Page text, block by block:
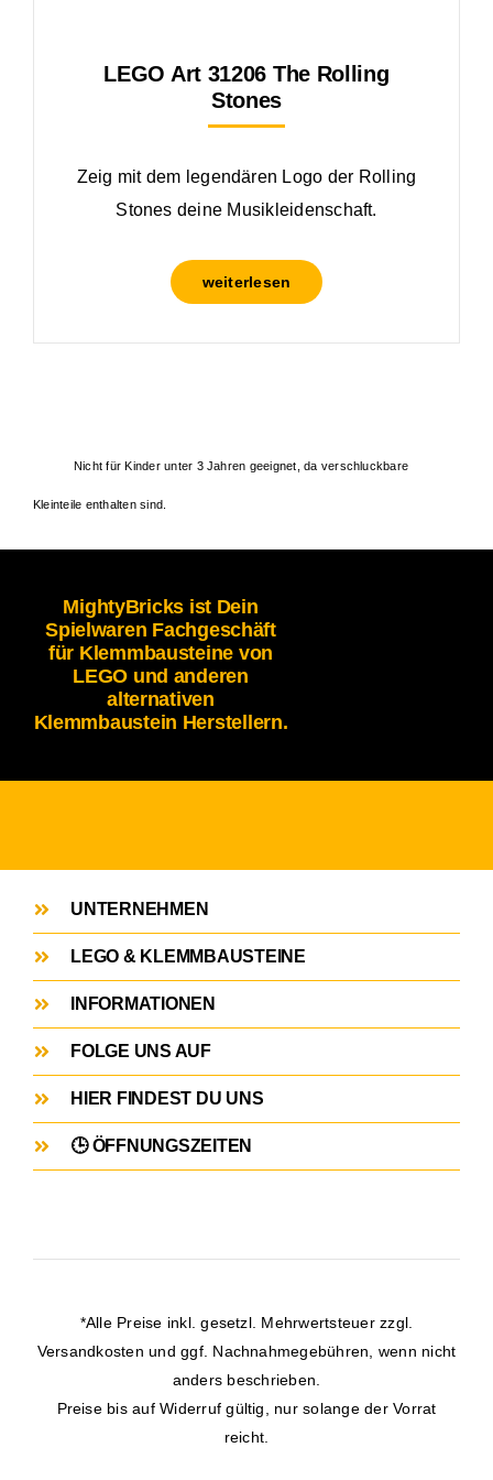
LEGO Art 31206 The Rolling
Stones
Zeig mit dem legendären Logo der Rolling
Stones deine Musikleidenschaft.
weiterlesen
Nicht für Kinder unter 3 Jahren geeignet, da verschluckbare
Kleinteile enthalten sind.
MightyBricks ist Dein
Spielwaren Fachgeschäft
für Klemmbausteine von
LEGO und anderen
alternativen
Klemmbaustein Herstellern.
UNTERNEHMEN
LEGO & KLEMMBAUSTEINE
INFORMATIONEN
FOLGE UNS AUF
HIER FINDEST DU UNS
🕒 ÖFFNUNGSZEITEN
*Alle Preise inkl. gesetzl. Mehrwertsteuer zzgl.
Versandkosten und ggf. Nachnahmegebühren, wenn nicht
anders beschrieben.
Preise bis auf Widerruf gültig, nur solange der Vorrat
reicht.